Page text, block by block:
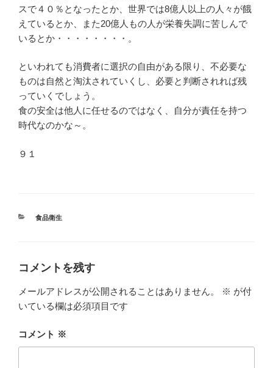
スで４０％となったとか、世界では8億人以上の人々が餓
えているとか、また20億人もの人が栄養失調に苦しんで
いるとか・・・・・・・・。
といわれても消費者に選択の自由がある限り、不必要な
ものは自然と淘汰されていくし、必要と判断されれば残
っていくでしょう。
食の安全は他人に任せるのではなく、自分が責任を持つ
時代なのかな～。
９１
カ
食品衛生
コメントを残す
メールアドレスが公開されることはありません。 ※ が付
いている欄は必須項目です
コメント ※